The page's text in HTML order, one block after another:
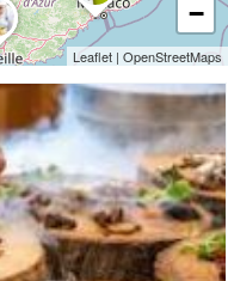
−
Leaflet | OpenStreetMaps